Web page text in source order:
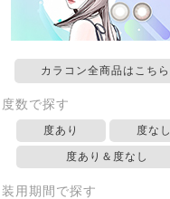
カラコン全商品はこちら
度数で探す
度あり 度なし
度あり＆度なし
装用期間で探す